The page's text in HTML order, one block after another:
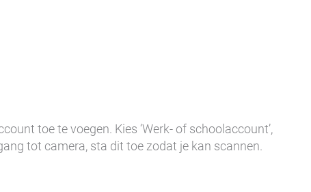
toe te voegen. Kies ‘Werk- of schoolaccount’,
tot camera, sta dit toe zodat je kan scannen.